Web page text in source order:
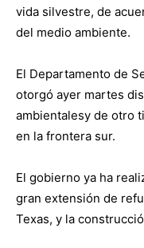
vida silvestre, de
del medio ambiente.
El Departamento de
otorgó ayer martes
ambientalesy de otro
en la frontera sur.
El gobierno ya ha
gran extensión de
Texas, y la